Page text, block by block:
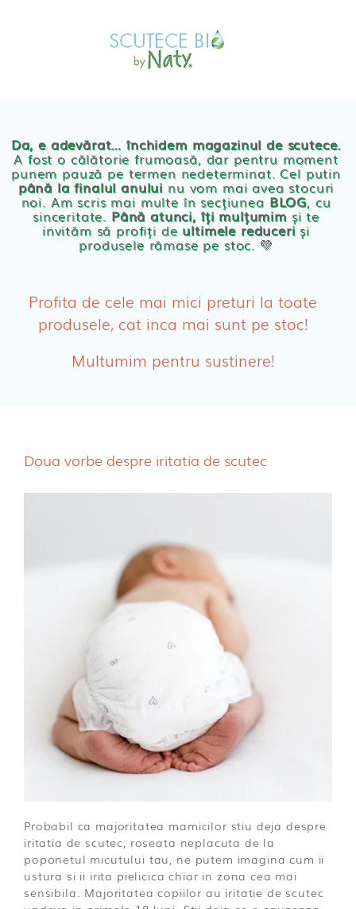
PRODUSE BEBE
Servetele umede ecologice
Cosmetice BEBE
Olita Bio Naty
PRODUSE FEMEI
Absorbante Post-Natale
Absorbante Incontinenta Urinara
Da, e adevărat… închidem magazinul de scutece.
A fost o călătorie frumoasă, dar pentru moment
punem pauză pe termen nedeterminat. Cel putin
până la finalul anului nu vom mai avea stocuri
noi. Am scris mai multe în secțiunea BLOG, cu
sinceritate. Până atunci, îți mulțumimși te
invităm să profiți de ultimele reduceriși
produsele rămase pe stoc. 💛
Profita de cele mai mici preturi la toate
produsele, cat inca mai sunt pe stoc!
Multumim pentru sustinere!
Doua vorbe despre iritatia de scutec
Probabil ca majoritatea mamicilor stiu deja despre
iritatia de scutec, roseata neplacuta de la
poponetul micutului tau, ne putem imagina cum ii
ustura si ii irita pielicica chiar in zona cea mai
sensibila. Majoritatea copiilor au iritatie de scutec